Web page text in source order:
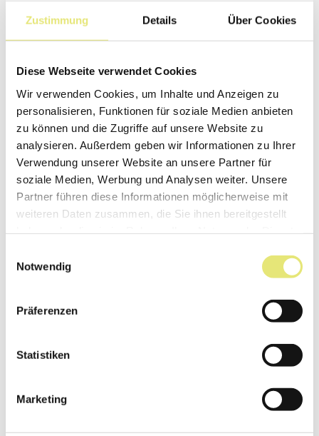
Zustimmung Details Über Cookies
Diese Webseite verwendet Cookies
Wir verwenden Cookies, um Inhalte und Anzeigen zu
personalisieren, Funktionen für soziale Medien anbieten
zu können und die Zugriffe auf unsere Website zu
analysieren. Außerdem geben wir Informationen zu Ihrer
Verwendung unserer Website an unsere Partner für
soziale Medien, Werbung und Analysen weiter. Unsere
Partner führen diese Informationen möglicherweise mit
weiteren Daten zusammen, die Sie ihnen bereitgestellt
Notwendig
Präferenzen
Statistiken
Marketing
Informationen
Kontakt
Balu Bäckerei Konditorei
Städtle 17
9490 Vaduz
balu@thoeny.li
Website
7.00 bis 19.00 Uhr
8.00 bis 17.00 Uhr